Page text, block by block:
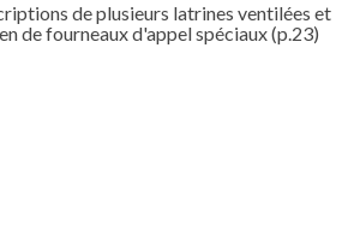
de plusieurs latrines ventilées et
de fourneaux d'appel spéciaux(p.23)